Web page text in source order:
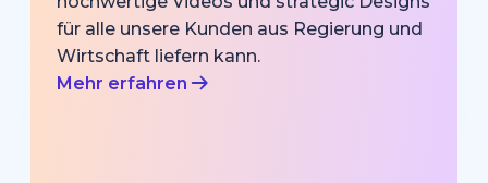
für alle unsere Kunden aus Regierung und
Wirtschaft liefern kann.
Mehr erfahren